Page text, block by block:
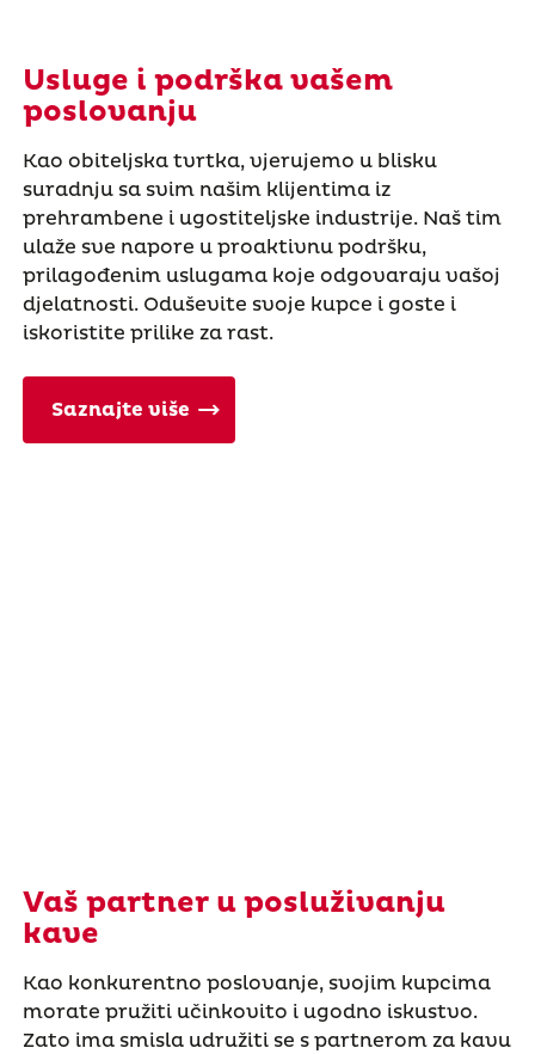
Usluge i podrška vašem
poslovanju
Kao obiteljska tvrtka, vjerujemo u blisku
suradnju sa svim našim klijentima iz
prehrambene i ugostiteljske industrije. Naš tim
ulaže sve napore u proaktivnu podršku,
prilagođenim uslugama koje odgovaraju vašoj
djelatnosti. Oduševite svoje kupce i goste i
iskoristite prilike za rast.
Saznajte više
Vaš partner u posluživanju
kave
Kao konkurentno poslovanje, svojim kupcima
morate pružiti učinkovito i ugodno iskustvo.
Zato ima smisla udružiti se s partnerom za kavu